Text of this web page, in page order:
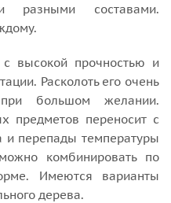
разными составами.
с высокой прочностью и
Расколоть его очень
большом желании.
предметов переносит с
и перепады температуры
комбинировать по
Имеются варианты
дерева.